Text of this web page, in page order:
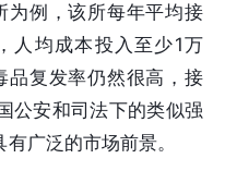
为例，该所每年平均接
人均成本投入至少1万
品复发率仍然很高，接
公安和司法下的类似强
广泛的市场前景。